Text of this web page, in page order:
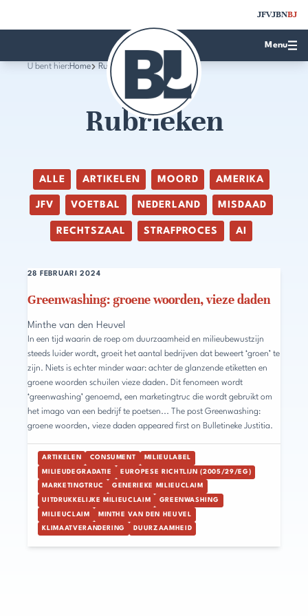
JFVJBNBJ
Menu
U bent hier:Home Rubrieken
Rubrieken
ALLE ARTIKELEN MOORD AMERIKA
JFV VOETBAL NEDERLAND MISDAAD
RECHTSZAAL STRAFPROCES AI
Greenwashing: groene woorden, vieze daden
28 FEBRUARI 2024
Minthe van den Heuvel
In een tijd waarin de roep om duurzaamheid en milieubewustzijn
steeds luider wordt, groeit het aantal bedrijven dat beweert ‘groen’ te
zijn. Niets is echter minder waar: achter de glanzende etiketten en
groene woorden schuilen vieze daden. Dit fenomeen wordt
‘greenwashing’ genoemd, een marketingtruc die wordt gebruikt om
het imago van een bedrijf te poetsen... The post Greenwashing:
groene woorden, vieze daden appeared first on Bulletineke Justitia.
ARTIKELEN CONSUMENT MILIEULABEL
MILIEUDEGRADATIE EUROPESE RICHTLIJN (2005/29/EG)
MARKETINGTRUC GENERIEKE MILIEUCLAIM
UITDRUKKELIJKE MILIEUCLAIM GREENWASHING
MILIEUCLAIM MINTHE VAN DEN HEUVEL
KLIMAATVERANDERING DUURZAAMHEID